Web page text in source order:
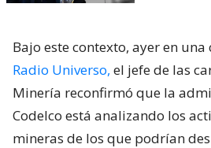
Bajo este contexto, ayer en una
Radio Universo, el jefe de las
Minería reconfirmó que la
Codelco está analizando los
mineras de los que podrían